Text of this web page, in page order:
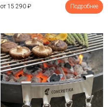
от 15 290 ₽ Подробнее